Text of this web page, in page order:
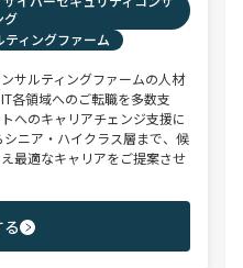
グ
ティングファーム
サルティングファームの人材
各領域へのご転職を多数支
へのキャリアチェンジ支援に
ニア・ハイクラス層まで、候
最適なキャリアをご提案させ